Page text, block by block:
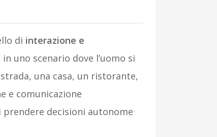
di interazione e
uno scenario dove l’uomo si
una casa, un ristorante,
e comunicazione
decisioni autonome